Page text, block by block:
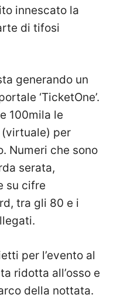
innescato la
di tifosi
generando un
‘TicketOne’.
100mila le
(virtuale) per
Numeri che sono
serata,
su cifre
tra gli 80 e i
per l’evento al
ridotta all’osso e
della nottata.